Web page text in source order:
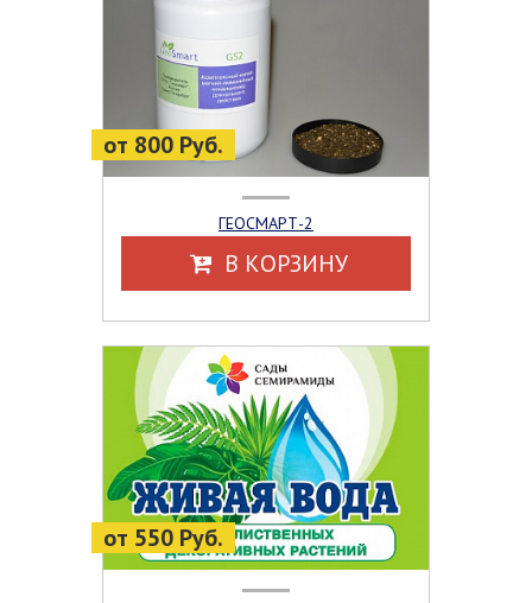
от 800 Руб.
ГЕОСМАРТ-2
В КОРЗИНУ
от 550 Руб.